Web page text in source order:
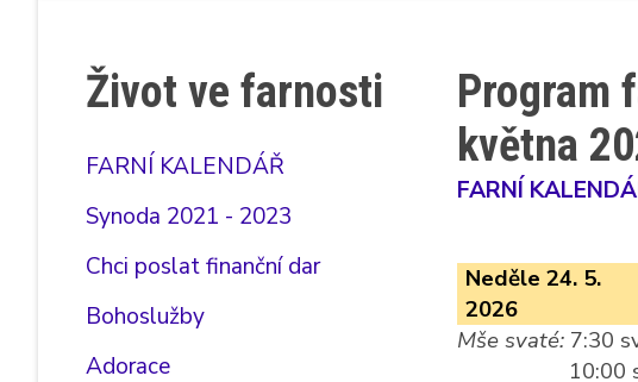
Život ve farnosti
FARNÍ KALENDÁŘ
Synoda 2021 - 2023
Chci poslat finanční dar
Bohoslužby
Adorace
Program
května
FARNÍ
Neděle 24. 5.
2026
Mše svaté:7:30
10:00